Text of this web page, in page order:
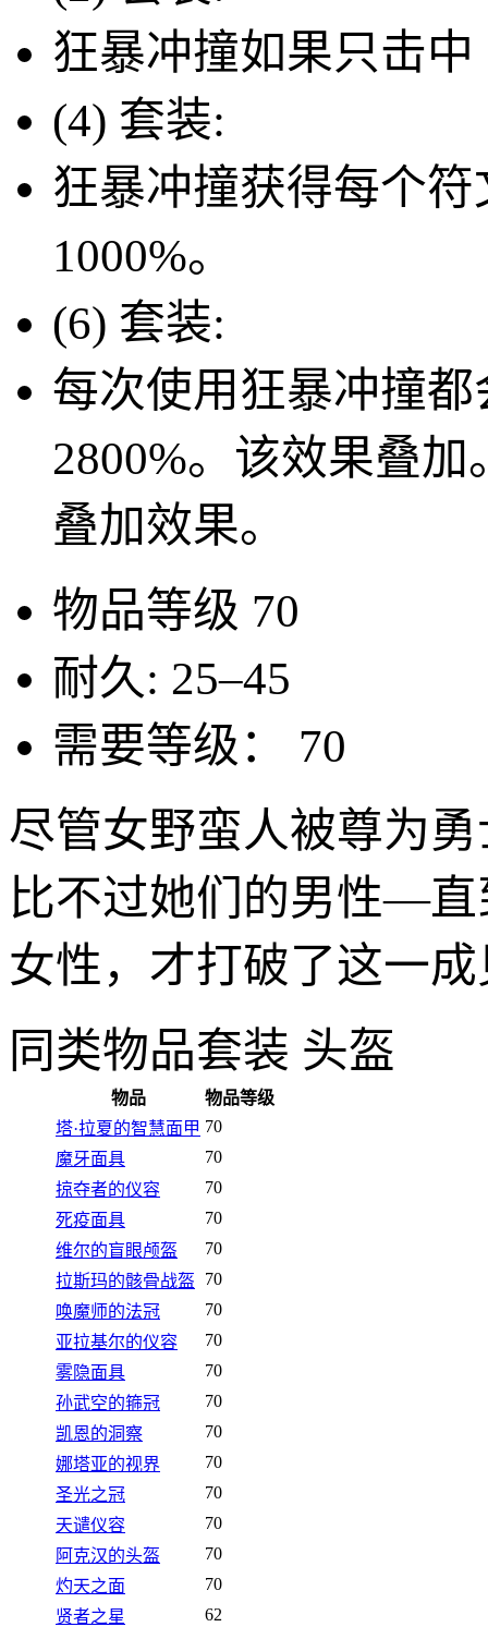
狂暴冲撞如果只击
(4) 套装:
狂暴冲撞获得每个
1000%。
(6) 套装:
每次使用狂暴冲撞
2800%。该效果叠加
叠加效果。
物品等级 70
耐久: 25–45
需要等级：
70
尽管女野蛮人被尊为
比不过她们的男性—直
女性，才打破了这一
同类物品套装 头盔
物品
物品等级
塔·拉夏的智慧面甲 70
魔牙面具
70
掠夺者的仪容
70
死疫面具
70
维尔的盲眼颅盔
70
拉斯玛的骸骨战盔
70
唤魔师的法冠
70
亚拉基尔的仪容
70
雾隐面具
70
孙武空的箍冠
70
凯恩的洞察
70
娜塔亚的视界
70
圣光之冠
70
天谴仪容
70
阿克汉的头盔
70
灼天之面
70
贤者之星
62